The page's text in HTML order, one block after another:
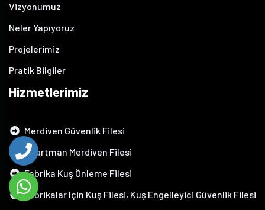
Vizyonumuz
Neler Yapıyoruz
Projelerimiz
Pratik Bilgiler
Hizmetlerimiz
Merdiven Güvenlik Filesi
Apartman Merdiven Filesi
Fabrika Kuş Önleme Filesi
Fabrikalar Için Kuş Filesi, Kuş Engelleyici Güvenlik Filesi